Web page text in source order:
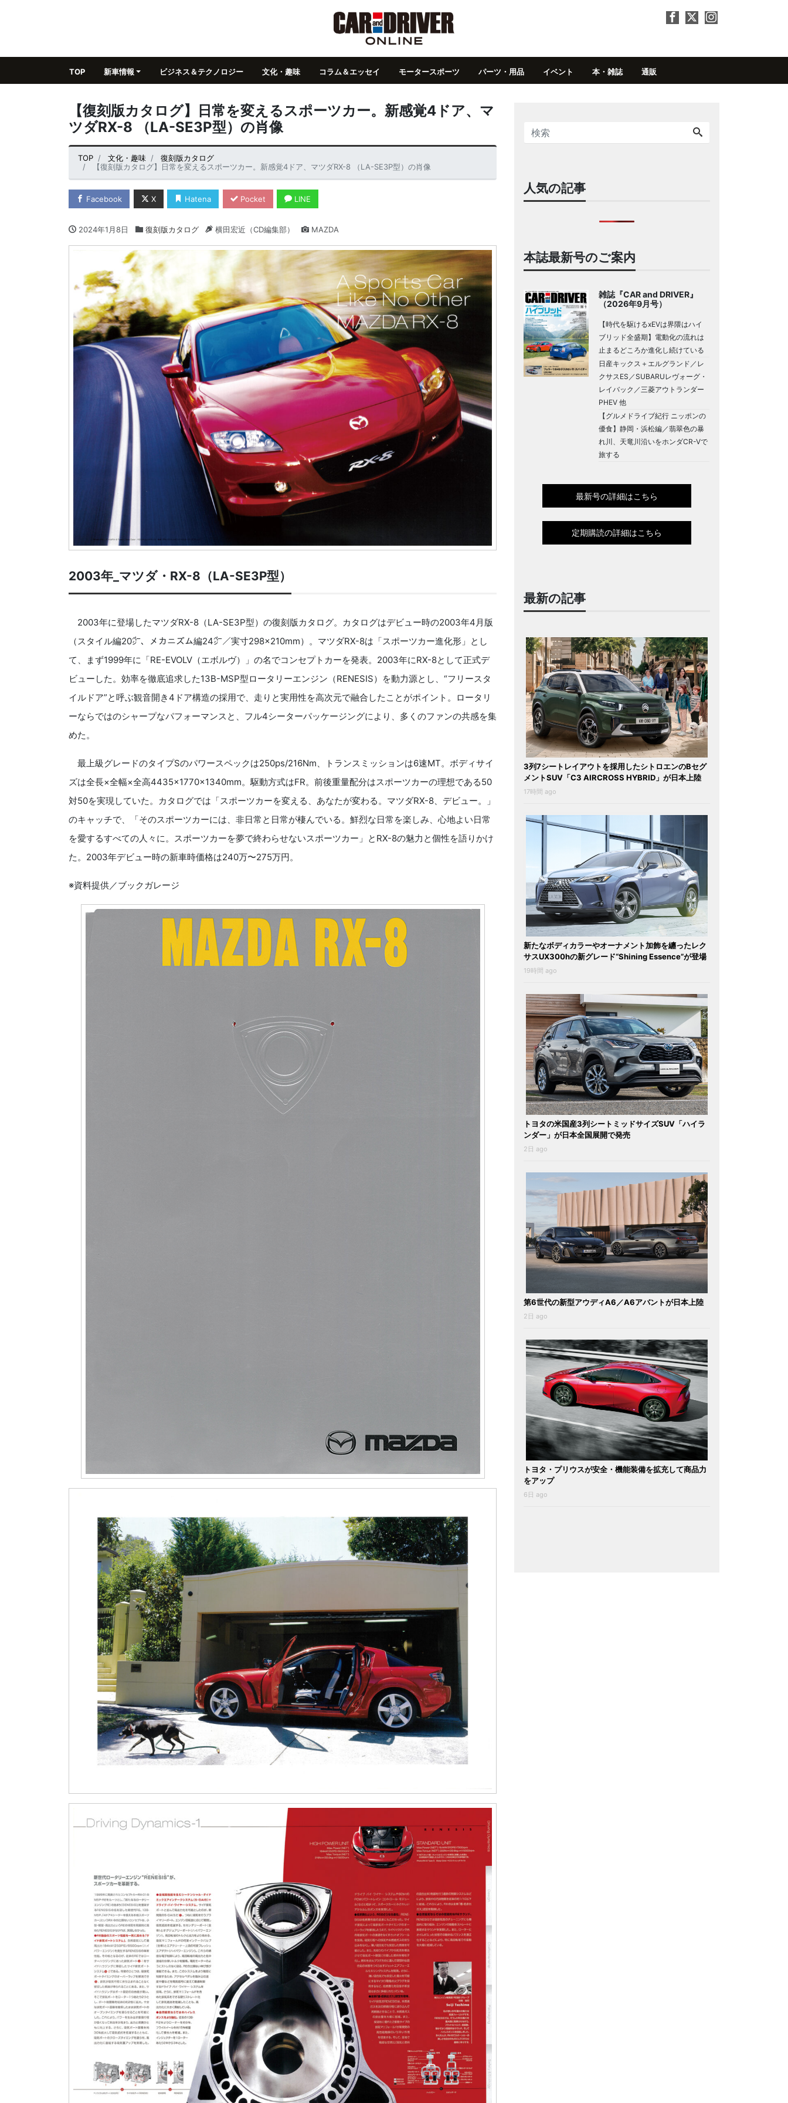
TOP 新車情報 ビジネス＆テクノロジー 文化・趣味 コラム＆エッセイ モータースポーツ パーツ・用品 イベント 本・雑誌 通販
【復刻版カタログ】日常を変えるスポーツカー。新感覚4ドア、マ
ツダRX-8 （LA-SE3P型）の肖像
TOP 文化・趣味
復刻版カタログ
【復刻版カタログ】日常を変えるスポーツカー。新感覚4ドア、マツダRX-8 （LA-SE3P型）の肖像
Facebook X Hatena Pocket LINE
2024年1月8日 復刻版カタログ 横田宏近（CD編集部） MAZDA
2003年_マツダ・RX-8（LA-SE3P型）
2003年に登場したマツダRX-8（LA-SE3P型）の復刻版カタログ。カタログはデビュー時の2003年4月版
（スタイル編20㌻、メカニズム編24㌻／実寸298×210mm）。マツダRX-8は「スポーツカー進化形」とし
て、まず1999年に「RE-EVOLV（エボルヴ）」の名でコンセプトカーを発表。2003年にRX-8として正式デ
ビューした。効率を徹底追求した13B-MSP型ロータリーエンジン（RENESIS）を動力源とし、“フリースタ
イルドア”と呼ぶ観音開き4ドア構造の採用で、走りと実用性を高次元で融合したことがポイント。ロータリ
ーならではのシャープなパフォーマンスと、フル4シーターパッケージングにより、多くのファンの共感を集
めた。
最上級グレードのタイプSのパワースペックは250ps/216Nm、トランスミッションは6速MT。ボディサイ
ズは全長×全幅×全高4435×1770×1340mm。駆動方式はFR。前後重量配分はスポーツカーの理想である50
対50を実現していた。カタログでは「スポーツカーを変える、あなたが変わる。マツダRX-8、デビュー。」
のキャッチで、「そのスポーツカーには、非日常と日常が棲んでいる。鮮烈な日常を楽しみ、心地よい日常
を愛するすべての人々に。スポーツカーを夢で終わらせないスポーツカー」とRX-8の魅力と個性を語りかけ
た。2003年デビュー時の新車時価格は240万〜275万円。
※資料提供／ブックガレージ
人気の記事
本誌最新号のご案内
雑誌『CAR and DRIVER』
（2026年9月号）
【時代を駆けるxEVは界隈はハイ
ブリッド全盛期】電動化の流れは
止まるどころか進化し続けている
日産キックス＋エルグランド／レ
クサスES／SUBARUレヴォーグ・
レイバック／三菱アウトランダー
PHEV 他
【グルメドライブ紀行 ニッポンの
優食】静岡・浜松編／翡翠色の暴
れ川、天竜川沿いをホンダCR-Vで
旅する
最新号の詳細はこちら
定期購読の詳細はこちら
最新の記事
3列7シートレイアウトを採用したシトロエンのBセグ
メントSUV「C3 AIRCROSS HYBRID」が日本上陸
17時間 ago
新たなボディカラーやオーナメント加飾を纏ったレク
サスUX300hの新グレード“Shining Essence”が登場
19時間 ago
トヨタの米国産3列シートミッドサイズSUV「ハイラ
ンダー」が日本全国展開で発売
2日 ago
第6世代の新型アウディA6／A6アバントが日本上陸
2日 ago
トヨタ・プリウスが安全・機能装備を拡充して商品力
をアップ
6日 ago